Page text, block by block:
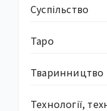
Суcпільство
Таро
Тваринництво
Технології,